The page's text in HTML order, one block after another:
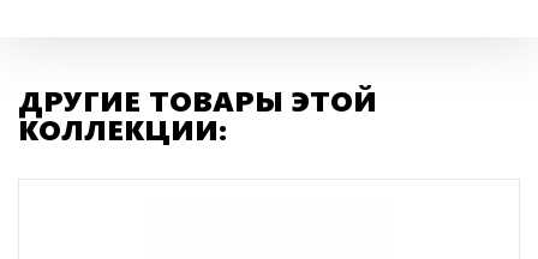
ДРУГИЕ ТОВАРЫ ЭТОЙ
КОЛЛЕКЦИИ: